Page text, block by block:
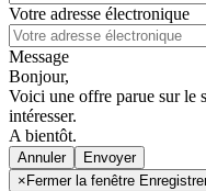
Votre adresse électronique
Message
Bonjour,
Voici une offre parue sur le
intéresser.
A bientôt.
Annuler
× Fermer la fenêtre